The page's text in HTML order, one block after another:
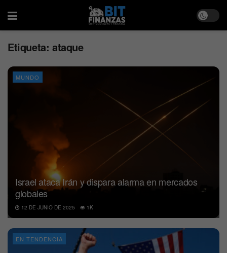
Etiqueta: ataque
MUNDO
Israel ataca Irán y dispara alarma en mercados
globales
12 DE JUNIO DE 2025 1K
EN TENDENCIA